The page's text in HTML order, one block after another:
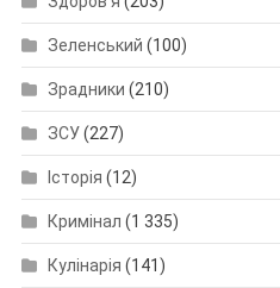
Зеленський (100)
Зрадники (210)
ЗСУ(227)
Історія (12)
Кримінал (1 335)
Кулінарія (141)